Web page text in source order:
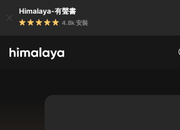
Himalaya-有聲書
4.8k 安裝